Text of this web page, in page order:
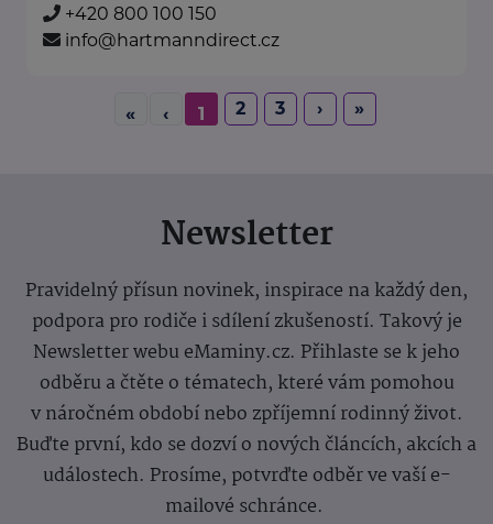
+420 800 100 150
info@hartmanndirect.cz
« ‹ 1 2 3 › »
Newsletter
Pravidelný přísun novinek, inspirace na každý den,
podpora pro rodiče i sdílení zkušeností. Takový je
Newsletter webu eMaminy.cz. Přihlaste se k jeho
odběru a čtěte o tématech, které vám pomohou
v náročném období nebo zpříjemní rodinný život.
Buďte první, kdo se dozví o nových článcích, akcích a
událostech. Prosíme, potvrďte odběr ve vaší e-
mailové schránce.